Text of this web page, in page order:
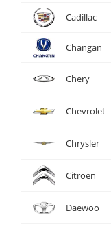
Cadillac
Changan
Chery
Chevrolet
Chrysler
Citroen
Daewoo